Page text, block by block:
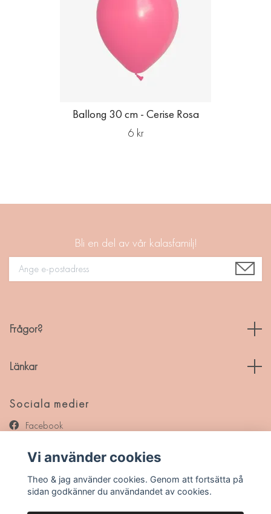
Ballong 30 cm - Cerise Rosa
6 kr
Bli en del av vår kalasfamilj!
Frågor?
Länkar
Sociala medier
Facebook
Pinterest
Vi använder cookies
Theo & jag använder cookies. Genom att fortsätta på
sidan godkänner du användandet av cookies.